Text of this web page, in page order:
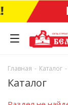
Главная - Каталог -
Каталог